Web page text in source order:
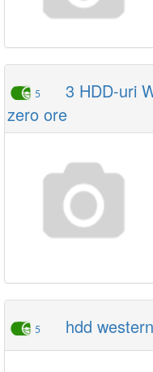
5
3 HDD-uri
zero ore
5 hdd